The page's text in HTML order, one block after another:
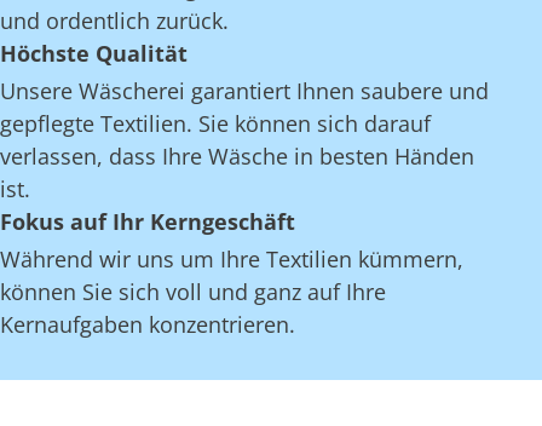
und ordentlich zurück.
Höchste Qualität
Unsere Wäscherei garantiert Ihnen saubere und
gepflegte Textilien. Sie können sich darauf
verlassen, dass Ihre Wäsche in besten Händen
ist.
Fokus auf Ihr Kerngeschäft
Während wir uns um Ihre Textilien kümmern,
können Sie sich voll und ganz auf Ihre
Kernaufgaben konzentrieren.